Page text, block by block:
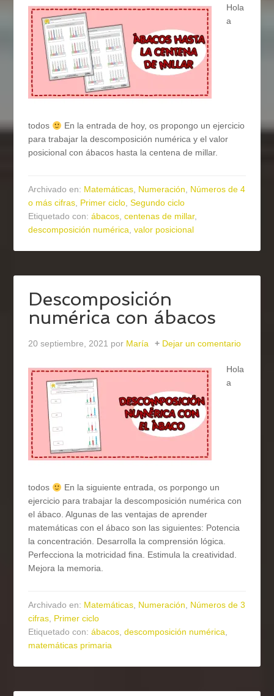
Hola
a
todos
En la entrada de hoy, os propongo un ejercicio
para trabajar la descomposición numérica y el valor
posicional con ábacos hasta la centena de millar.
Archivado en: Matemáticas, Numeración, Números de 4
o más cifras, Primer ciclo,Segundo ciclo
Etiquetado con:ábacos,centenas de millar,
descomposición numérica,valor posicional
Descomposición
numérica con ábacos
20 septiembre, 2021 por María Dejar un comentario
Hola
a
todos
En la siguiente entrada, os porpongo un
ejercicio para trabajar la descomposición numérica con
el ábaco. Algunas de las ventajas de aprender
matemáticas con el ábaco son las siguientes: Potencia
la concentración. Desarrolla la comprensión lógica.
Perfecciona la motricidad fina. Estimula la creatividad.
Mejora la memoria.
Archivado en: Matemáticas, Numeración, Números de 3
cifras, Primer ciclo
Etiquetado con:ábacos,descomposición numérica,
matemáticas primaria